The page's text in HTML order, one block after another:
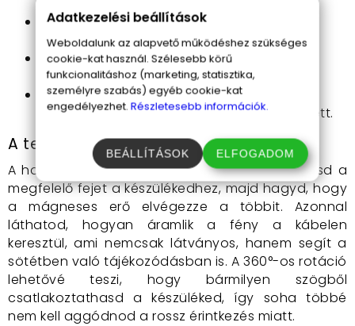
Energiatakarékos technológia
áramellátás és védelem.
Megnövelt kábel élettartam
használati idő, kevesebb csere.
Védelem túlfeszültség, túlmelegedés és
rövidzárlat ellen: biztonság mindenek felett.
A termék használata:
A használata egyszerű és intuitív. Csatlakoztasd a
megfelelő fejet a készülékedhez, majd hagyd, hogy
a mágneses erő elvégezze a többit. Azonnal
láthatod, hogyan áramlik a fény a kábelen
keresztül, ami nemcsak látványos, hanem segít a
sötétben való tájékozódásban is. A 360°-os rotáció
lehetővé teszi, hogy bármilyen szögből
csatlakoztathasd a készüléked, így soha többé
nem kell aggódnod a rossz érintkezés miatt.
Adatkezelési beállítások
Weboldalunk az alapvető működéshez szükséges
cookie-kat használ. Szélesebb körű
funkcionalitáshoz (marketing, statisztika,
személyre szabás) egyéb cookie-kat
engedélyezhet. Részletesebb információk.
BEÁLLÍTÁSOK ELFOGADOM